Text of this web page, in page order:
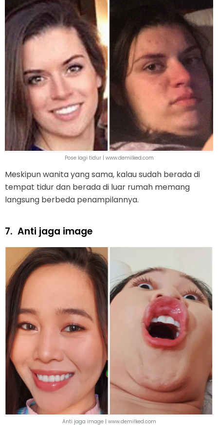
Pose lagi tidur | www.demilked.com
Meskipun wanita yang sama, kalau sudah berada di
tempat tidur dan berada di luar rumah memang
langsung berbeda penampilannya.
7. Anti jaga image
Anti jaga image | www.demilked.com